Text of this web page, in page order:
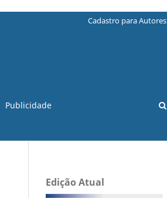
Publicidade
Cadastro para Autores
Edição Atual